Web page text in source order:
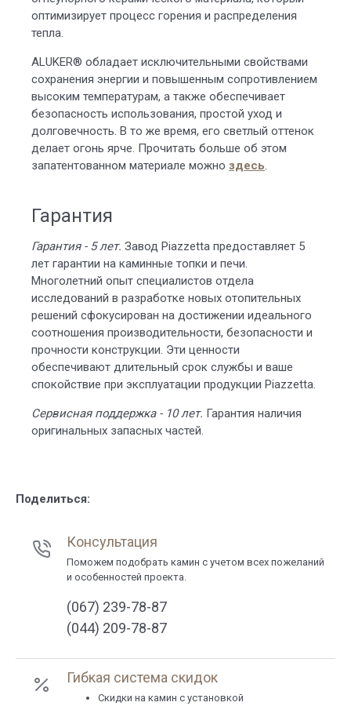
оптимизирует процесс горения и распределения
тепла.
ALUKER® обладает исключительными свойствами
сохранения энергии и повышенным сопротивлением
высоким температурам, а также обеспечивает
безопасность использования, простой уход и
долговечность. В то же время, его светлый оттенок
делает огонь ярче. Прочитать больше об этом
запатентованном материале можно здесь.
Гарантия
Гарантия - 5 лет. Завод Piazzetta предоставляет 5
лет гарантии на каминные топки и печи.
Многолетний опыт специалистов отдела
исследований в разработке новых отопительных
решений сфокусирован на достижении идеального
соотношения производительности, безопасности и
прочности конструкции. Эти ценности
обеспечивают длительный срок службы и ваше
спокойствие при эксплуатации продукции Piazzetta.
Сервисная поддержка - 10 лет. Гарантия наличия
оригинальных запасных частей.
Поделиться:
Консультация
Поможем подобрать камин с учетом всех пожеланий
и особенностей проекта.
(067) 239-78-87
(044) 209-78-87
Гибкая система скидок
Cкидки на камин с установкой